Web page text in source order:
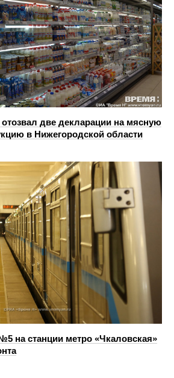
отозвал две декларации на мясную
в Нижегородской области
на станции метро «Чкаловская»